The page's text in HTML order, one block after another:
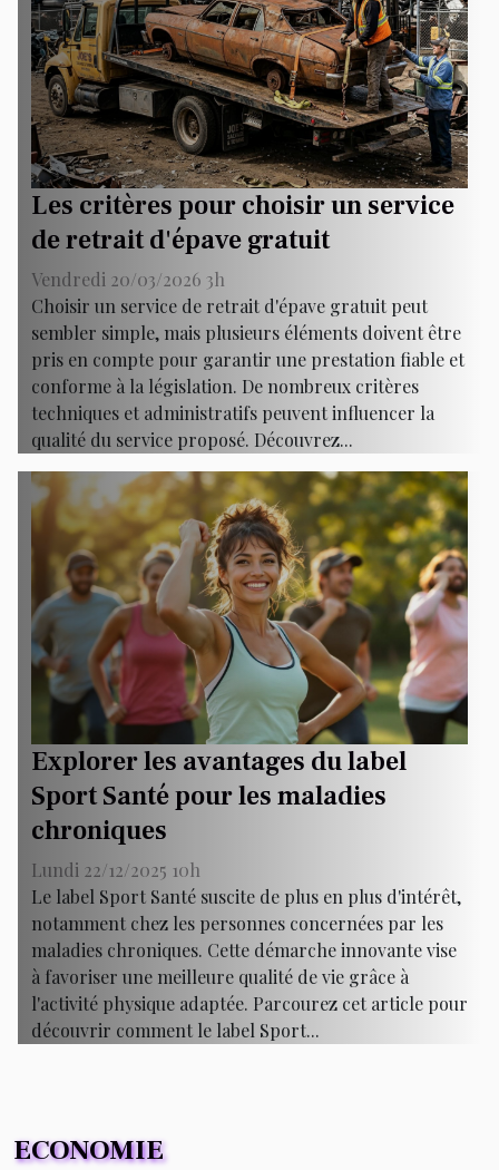
Les critères pour choisir un service
de retrait d'épave gratuit
Vendredi 20/03/2026 3h
Choisir un service de retrait d'épave gratuit peut
sembler simple, mais plusieurs éléments doivent être
pris en compte pour garantir une prestation fiable et
conforme à la législation. De nombreux critères
techniques et administratifs peuvent influencer la
qualité du service proposé. Découvrez...
Explorer les avantages du label
Sport Santé pour les maladies
chroniques
Lundi 22/12/2025 10h
Le label Sport Santé suscite de plus en plus d'intérêt,
notamment chez les personnes concernées par les
maladies chroniques. Cette démarche innovante vise
à favoriser une meilleure qualité de vie grâce à
l'activité physique adaptée. Parcourez cet article pour
découvrir comment le label Sport...
ECONOMIE